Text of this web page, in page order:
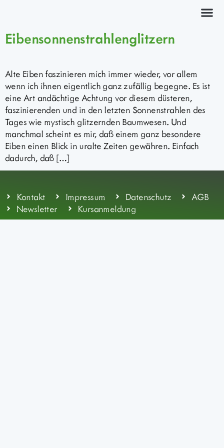
Eibensonnenstrahlenglitzern
Alte Eiben faszinieren mich immer wieder, vor allem
wenn ich ihnen eigentlich ganz zufällig begegne. Es ist
eine Art andächtige Achtung vor diesem düsteren,
faszinierenden und in den letzten Sonnenstrahlen des
Tages wie mystisch glitzernden Baumwesen. Und
manchmal scheint es mir, daß einem ganz besondere
Eiben einen Blick in uralte Zeiten gewähren. Einfach
dadurch, daß […]
Kontakt Impressum Datenschutz
AGB
Newsletter
Kursanmeldung